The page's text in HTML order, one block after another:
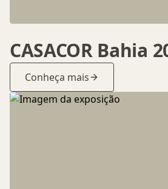
CASACOR Bahia
Conheça mais